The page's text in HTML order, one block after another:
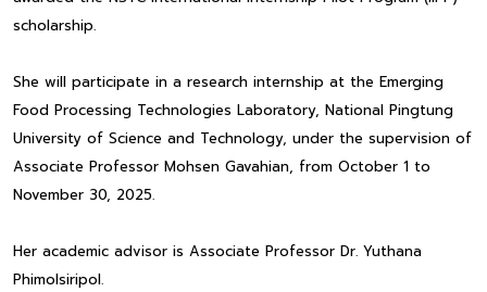
scholarship.
She will participate in a research internship at the Emerging
Food Processing Technologies Laboratory, National Pingtung
University of Science and Technology, under the supervision of
Associate Professor Mohsen Gavahian, from October 1 to
November 30, 2025.
Her academic advisor is Associate Professor Dr. Yuthana
Phimolsiripol.